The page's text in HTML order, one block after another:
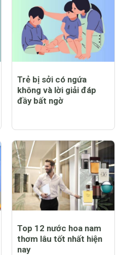
Trẻ bị sởi có ngứa
không và lời giải đáp
đầy bất ngờ
Top 12 nước hoa nam
thơm lâu tốt nhất hiện
nay